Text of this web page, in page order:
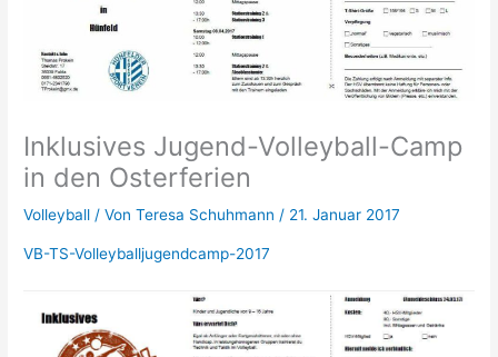
Inklusives Jugend-Volleyball-Camp
in den Osterferien
Volleyball / VonTeresa Schuhmann / 21. Januar 2017
VB-TS-Volleyballjugendcamp-2017